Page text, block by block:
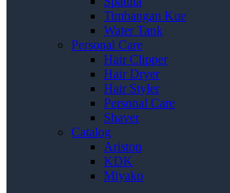
Timbangan Kue
Water Tank
Personal Care
Hair Clipper
Hair Dryer
Hair Styler
Personal Care
Shaver
Catalog
Ariston
KDK
Miyako